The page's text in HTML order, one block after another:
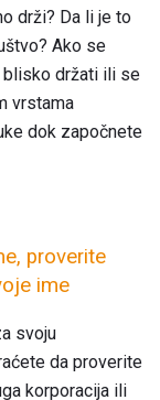
drži? Da li je to
Ako se
blisko držati ili se
vrstama
dok započnete
proverite
ime
svoju
da proverite
korporacija ili